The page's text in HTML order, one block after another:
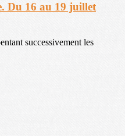
Du 16 au 19 juillet
successivement les